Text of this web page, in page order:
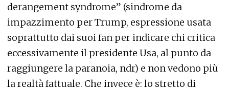
derangement syndrome” (sindrome da
impazzimento per Trump, espressione usata
soprattutto dai suoi fan per indicare chi critica
eccessivamente il presidente Usa, al punto da
raggiungere la paranoia, ndr) e non vedono più
la realtà fattuale. Che invece è: lo stretto di